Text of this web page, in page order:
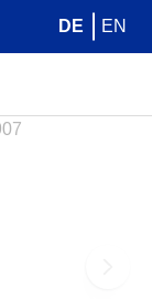
DE EN